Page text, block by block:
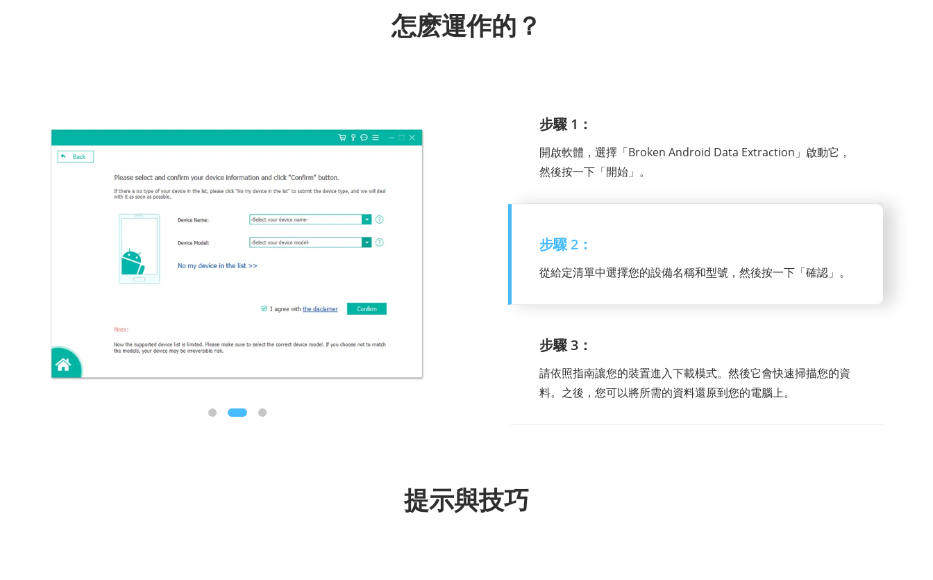
怎麽運作的？
步驟 1：
開啟軟體，選擇「Broken Android Data Extraction」啟動它，
然後按一下「開始」。
步驟 2：
從給定清單中選擇您的設備名稱和型號，然後按一下「確認」。
步驟 3：
請依照指南讓您的裝置進入下載模式。然後它會快速掃描您的資
料。之後，您可以將所需的資料還原到您的電腦上。
提示與技巧